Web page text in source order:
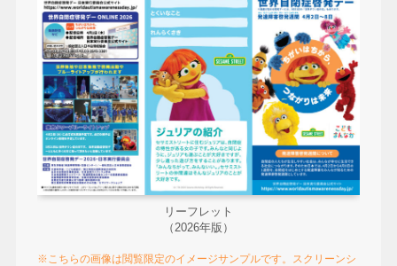
リーフレット
（2026年版）
※こちらの画像は閲覧限定のイメージサンプルです。スクリーンシ